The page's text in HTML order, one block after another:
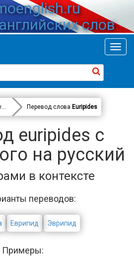
слов
Английский - русский Перевод слова Euripides
euripides с
на русский
в контексте
переводов:
Еврипид Эврипид
Примеры: